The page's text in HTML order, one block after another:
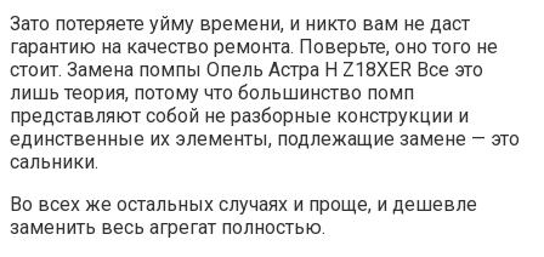
Зато потеряете уйму времени, и никто вам не даст
гарантию на качество ремонта. Поверьте, оно того не
стоит. Замена помпы Опель Астра Н Z18XER Все это
лишь теория, потому что большинство помп
представляют собой не разборные конструкции и
единственные их элементы, подлежащие замене — это
сальники.
Во всех же остальных случаях и проще, и дешевле
заменить весь агрегат полностью.